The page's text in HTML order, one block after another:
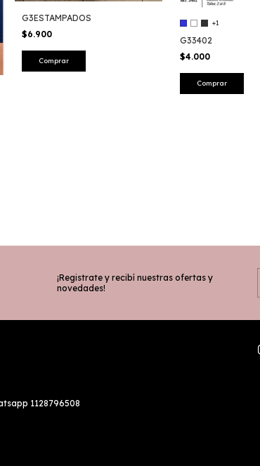
G3ESTAMPADOS
$6.900
Comprar
+1
G33402
$4.000
Comprar
¡Registrate y recibí nuestras ofertas y
novedades!
1128796508